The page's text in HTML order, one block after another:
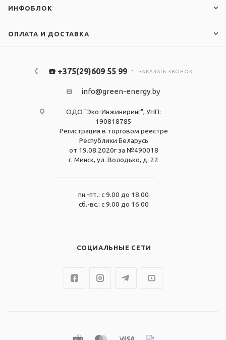
ИНФОБЛОК
ОПЛАТА И ДОСТАВКА
☎️ +375(29)609 55 99 ЗАКАЗАТЬ ЗВОНОК
info@green-energy.by
ОДО "Эко-Инжиниринг", УНП:
190818785
Регистрация в торговом реестре
Республики Беларусь
от 19.08.2020г за №490018
г. Минск, ул. Володько, д. 22
пн.-пт.: с 9.00 до 18.00
сб.-вс.: с 9.00 до 16.00
СОЦИАЛЬНЫЕ СЕТИ